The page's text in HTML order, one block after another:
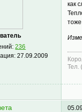
236
27.09.2009
как
Тел.